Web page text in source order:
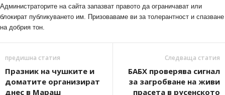
Администраторите на сайта запазват правото да ограничават или
блокират публикуването им. Призоваваме ви за толерантност и спазване
на добрия тон.
предишна статия
Празник на чушките и
доматите организират
днес в Мараш
Следваща статия
БАБХ проверява сигнал
за загробване на живи
прасета в русенското